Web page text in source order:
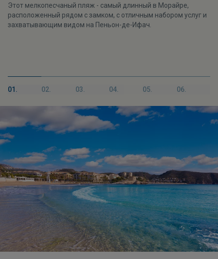
Этот мелкопесчаный пляж - самый длинный в Морайре,
расположенный рядом с замком, с отличным набором услуг и
захватывающим видом на Пеньон-де-Ифач.
01. 02. 03. 04. 05. 06.